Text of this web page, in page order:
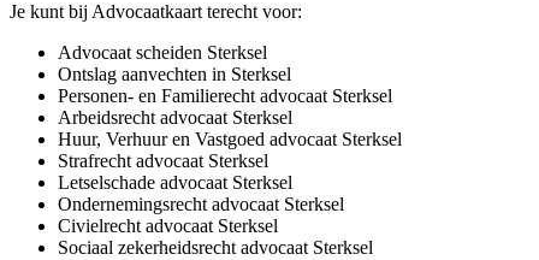
Je kunt bij Advocaatkaart terecht voor:
Advocaat scheiden Sterksel
Ontslag aanvechten in Sterksel
Personen- en Familierecht advocaat Sterksel
Arbeidsrecht advocaat Sterksel
Huur, Verhuur en Vastgoed advocaat Sterksel
Strafrecht advocaat Sterksel
Letselschade advocaat Sterksel
Ondernemingsrecht advocaat Sterksel
Civielrecht advocaat Sterksel
Sociaal zekerheidsrecht advocaat Sterksel